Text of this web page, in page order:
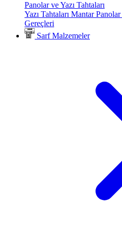
Panolar ve Yazı Tahtaları
Yazı Tahtaları Mantar Panolar
Gereçleri
Sarf Malzemeler